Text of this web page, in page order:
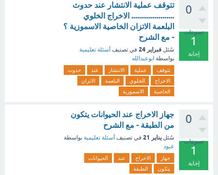
0
تصويتات
1
إجابة
تتوقف عملية الانتشار عند حدوث
...................... الاخراج الخلوي
البلعمة الاتزان الخاصية الاسموزية ؟
- مع الشرح
سُئل فبراير 24 في تصنيف أسئلة تعليمية
بواسطة ابوعبدالله
تتوقف عملية الانتشار عند
حدوث
الاخراج
الخلوي البلعمة
الاتزان
الخاصية
الاسموزية
0
تصويتات
1
إجابة
جهاز الاخراج عند الحيوانات يتكون
من الطبقة - مع الشرح
سُئل يناير 21 في تصنيف أسئلة تعليمية بواسطة
عبود
جهاز الاخراج عند
الحيوانات
يتكون
الطبقة